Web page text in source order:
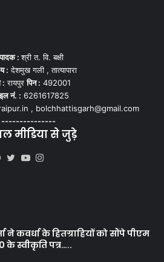
:श्री त. वि. बक्षी
: देशमुख गली , तात्यापारा
: रायपुरपिन : 492001
नं. : 6261617825
, bolchhattisgarh@gmail.com
---------------
मीडिया से जुड़े
ने कवर्धा के हितग्राहियों को सौंपे पीएम
स्वीकृति पत्र…..